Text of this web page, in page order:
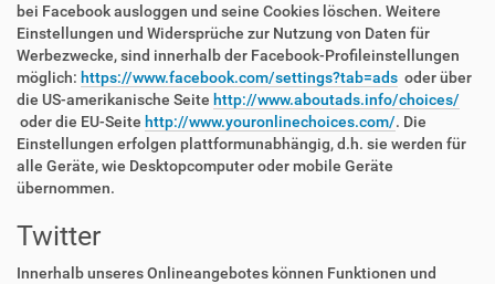
bei Facebook ausloggen und seine Cookies löschen. Weitere
Einstellungen und Widersprüche zur Nutzung von Daten für
Werbezwecke, sind innerhalb der Facebook-Profileinstellungen
möglich: https://www.facebook.com/settings?tab=ads oder über
die US-amerikanische Seite http://www.aboutads.info/choices/
oder die EU-Seite http://www.youronlinechoices.com/. Die
Einstellungen erfolgen plattformunabhängig, d.h. sie werden für
alle Geräte, wie Desktopcomputer oder mobile Geräte
übernommen.
Twitter
Innerhalb unseres Onlineangebotes können Funktionen und